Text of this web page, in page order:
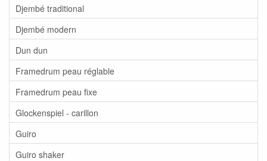
Djembé traditional
Djembé modern
Dun dun
Framedrum peau réglable
Framedrum peau fixe
Glockenspiel - carillon
Guiro
Guiro shaker